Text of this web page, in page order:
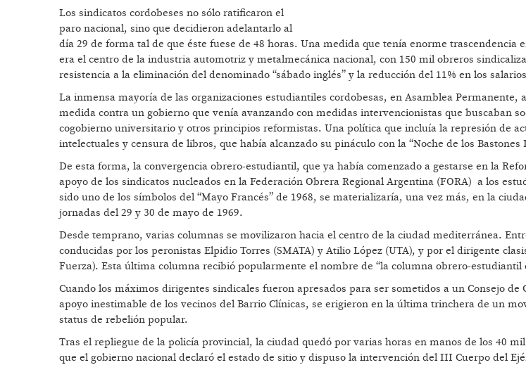
Los sindicatos cordobeses no sólo ratificaron el
paro nacional, sino que decidieron adelantarlo al
día 29 de forma tal de que éste fuese de 48 horas. Una medida que tenía enorme trascendencia
era el centro de la industria automotriz y metalmecánica nacional, con 150 mil obreros
resistencia a la eliminación del denominado “sábado inglés” y la reducción del 11% en los
La inmensa mayoría de las organizaciones estudiantiles cordobesas, en Asamblea
medida contra un gobierno que venía avanzando con medidas intervencionistas que buscaban
cogobierno universitario y otros principios reformistas. Una política que incluía la represión de
intelectuales y censura de libros, que había alcanzado su pináculo con la “Noche de los Bastones
De esta forma, la convergencia obrero-estudiantil, que ya había comenzado a gestarse en la
apoyo de los sindicatos nucleados en la Federación Obrera Regional Argentina (FORA) a los
sido uno de los símbolos del “Mayo Francés” de 1968, se materializaría, una vez más, en la
jornadas del 29 y 30 de mayo de 1969.
Desde temprano, varias columnas se movilizaron hacia el centro de la ciudad mediterránea.
conducidas por los peronistas Elpidio Torres (SMATA) y Atilio López (UTA), y por el dirigente
Fuerza). Esta última columna recibió popularmente el nombre de “la columna obrero-estudiantil
Cuando los máximos dirigentes sindicales fueron apresados para ser sometidos a un Consejo de
apoyo inestimable de los vecinos del Barrio Clínicas, se erigieron en la última trinchera de un
status de rebelión popular.
Tras el repliegue de la policía provincial, la ciudad quedó por varias horas en manos de los 40
que el gobierno nacional declaró el estado de sitio y dispuso la intervención del III Cuerpo del